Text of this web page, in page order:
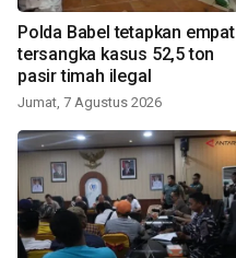
Polda Babel tetapkan empat
tersangka kasus 52,5 ton
pasir timah ilegal
Jumat, 7 Agustus 2026